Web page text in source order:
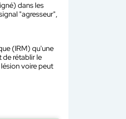
dans les
"agresseur",
(IRM) qu'une
rétablir le
voire peut